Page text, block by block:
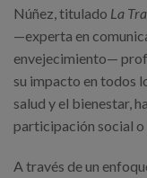
Núñez, titulado La
—experta en
envejecimiento—
su impacto en todos
salud y el bienestar,
participación social o
A través de un